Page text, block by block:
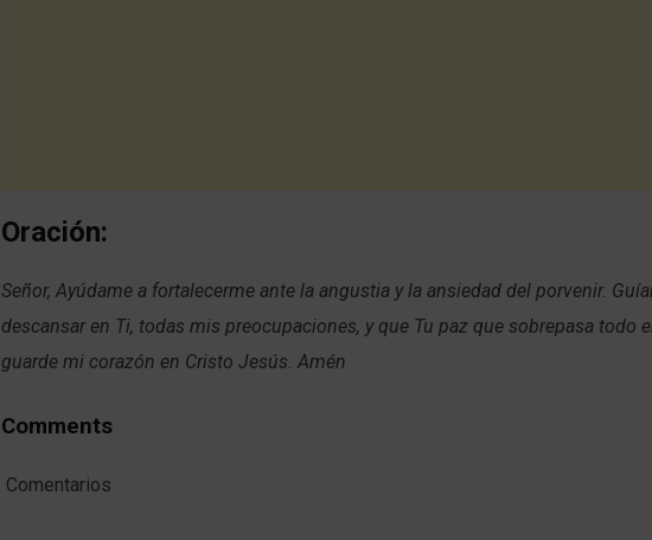
Oración:
Señor, Ayúdame a fortalecerme ante la angustia y la ansiedad del porvenir.
descansar en Ti, todas mis preocupaciones, y que Tu paz que sobrepasa todo
guarde mi corazón en Cristo Jesús. Amén
Comments
Comentarios